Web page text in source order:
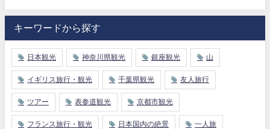
キーワードから探す
日本観光 神奈川県観光 銀座観光 山
イギリス旅行・観光 千葉県観光 友人旅行
ツアー 表参道観光 京都市観光
フランス旅行・観光 日本国内の絶景 一人旅